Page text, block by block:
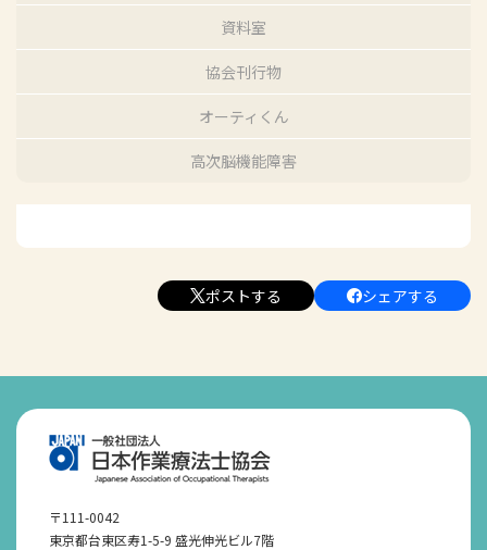
資料室
協会刊行物
オーティくん
高次脳機能障害
ポストする シェアする
〒111-0042
東京都台東区寿1-5-9 盛光伸光ビル7階